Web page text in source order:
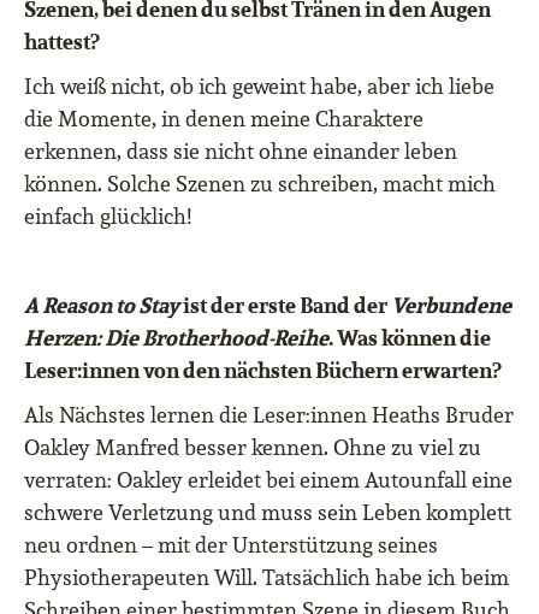
Szenen, bei denen du selbst Tränen in den Augen
hattest?
Ich weiß nicht, ob ich geweint habe, aber ich liebe
die Momente, in denen meine Charaktere
erkennen, dass sie nicht ohne einander leben
können. Solche Szenen zu schreiben, macht mich
einfach glücklich!
A Reason to Stayist der erste Band der Verbundene
Herzen: Die Brotherhood-Reihe. Was können die
Leser:innen von den nächsten Büchern erwarten?
Als Nächstes lernen die Leser:innen Heaths Bruder
Oakley Manfred besser kennen. Ohne zu viel zu
verraten: Oakley erleidet bei einem Autounfall eine
schwere Verletzung und muss sein Leben komplett
neu ordnen – mit der Unterstützung seines
Physiotherapeuten Will. Tatsächlich habe ich beim